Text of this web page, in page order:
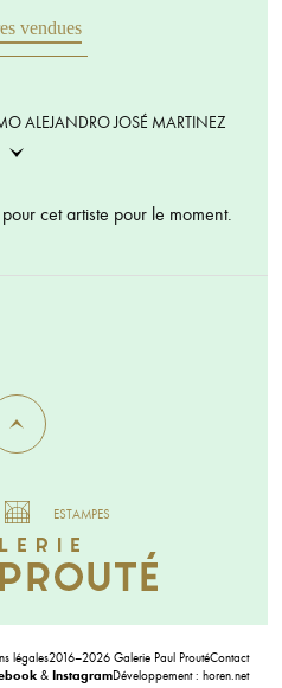
vendues
ALEJANDRO JOSÉ MARTINEZ
cet artiste pour le moment.
ESTAMPES
légales2016–2026 Galerie Paul ProutéContact
& InstagramDéveloppement : horen.net